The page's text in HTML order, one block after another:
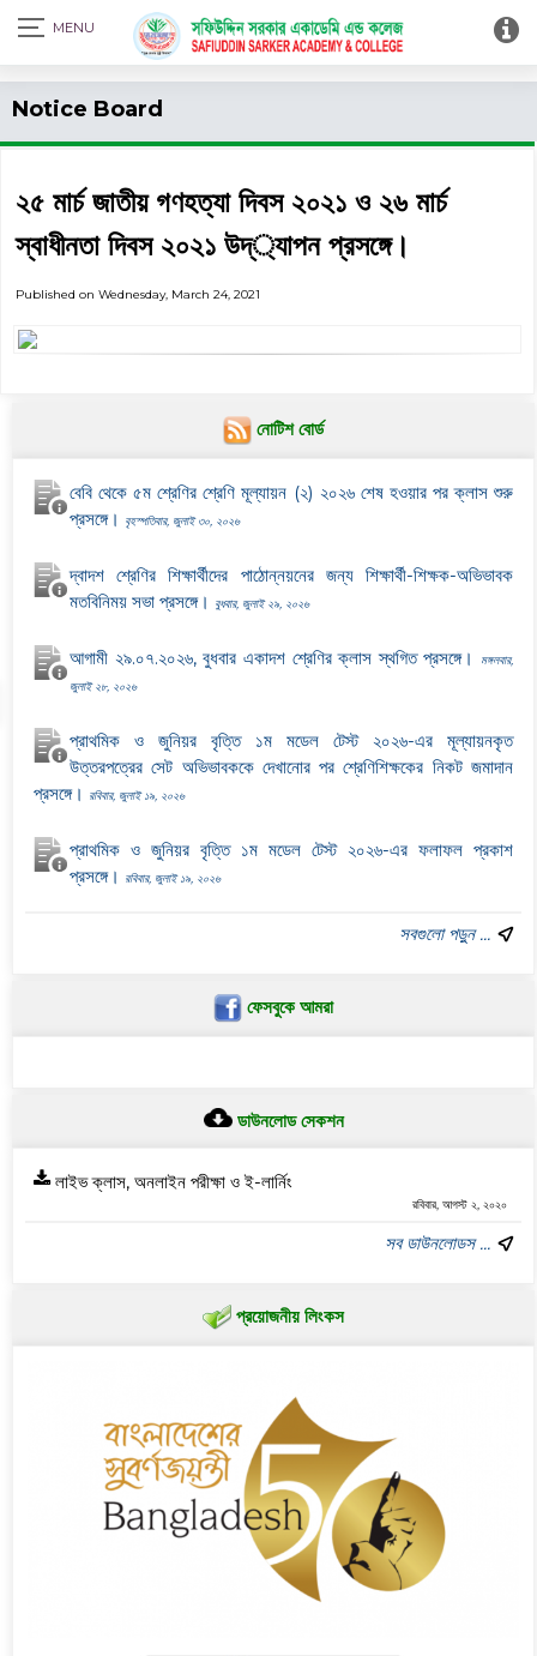
Print Admit Card
Notice Board
২৫ মার্চ জাতীয় গণহত্যা দিবস ২০২১ ও ২৬ মার্চ
স্বাধীনতা দিবস ২০২১ উদ্্যাপন প্রসঙ্গে।
Published on Wednesday, March 24, 2021
নোটিশ বোর্ড
বেবি থেকে ৫ম শ্রেণির শ্রেণি মূল্যায়ন (২) ২০২৬ শেষ হওয়ার পর ক্লাস শুরু
প্রসঙ্গে।
বৃহস্পতিবার, জুলাই ৩০, ২০২৬
দ্বাদশ শ্রেণির শিক্ষার্থীদের পাঠোন্নয়নের জন্য শিক্ষার্থী-শিক্ষক-অভিভাবক
মতবিনিময় সভা প্রসঙ্গে।
বুধবার, জুলাই ২৯, ২০২৬
আগামী ২৯.০৭.২০২৬, বুধবার একাদশ শ্রেণির ক্লাস স্থগিত প্রসঙ্গে।
মঙ্গলবার,
জুলাই ২৮, ২০২৬
প্রাথমিক ও জুনিয়র বৃত্তি ১ম মডেল টেস্ট ২০২৬-এর মূল্যায়নকৃত
উত্তরপত্রের সেট অভিভাবককে দেখানোর পর শ্রেণিশিক্ষকের নিকট জমাদান
প্রসঙ্গে।
রবিবার, জুলাই ১৯, ২০২৬
প্রাথমিক ও জুনিয়র বৃত্তি ১ম মডেল টেস্ট ২০২৬-এর ফলাফল প্রকাশ
প্রসঙ্গে।
রবিবার, জুলাই ১৯, ২০২৬
সবগুলো পড়ুন ...
ফেসবুকে আমরা
ডাউনলোড সেকশন
লাইভ ক্লাস, অনলাইন পরীক্ষা ও ই-লার্নিং
রবিবার, আগস্ট ২, ২০২০
সব ডাউনলোডস ...
প্রয়োজনীয় লিংকস